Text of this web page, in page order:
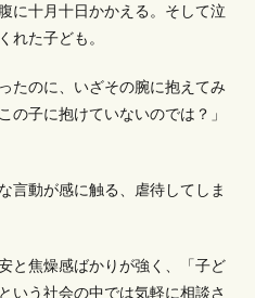
に十月十日かかえる。そして泣
れた子ども。
たのに、いざその腕に抱えてみ
の子に抱けていないのでは？」
言動が感に触る、虐待してしま
と焦燥感ばかりが強く、「子ど
いう社会の中では気軽に相談さ